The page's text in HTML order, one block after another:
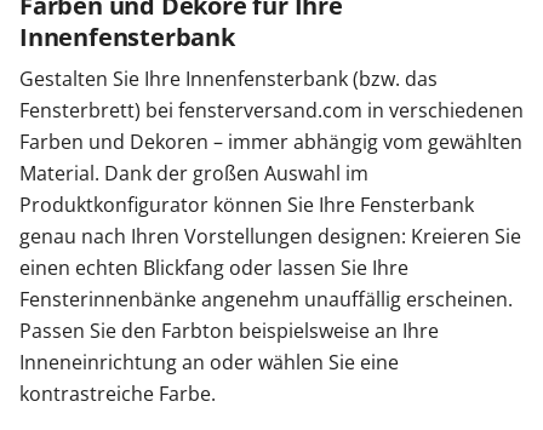
Innenfensterbank
Gestalten Sie Ihre Innenfensterbank (bzw. das
Fensterbrett) bei fensterversand.com in verschiedenen
Farben und Dekoren – immer abhängig vom gewählten
Material. Dank der großen Auswahl im
Produktkonfigurator können Sie Ihre Fensterbank
genau nach Ihren Vorstellungen designen: Kreieren Sie
einen echten Blickfang oder lassen Sie Ihre
Fensterinnenbänke angenehm unauffällig erscheinen.
Passen Sie den Farbton beispielsweise an Ihre
Inneneinrichtung an oder wählen Sie eine
kontrastreiche Farbe.